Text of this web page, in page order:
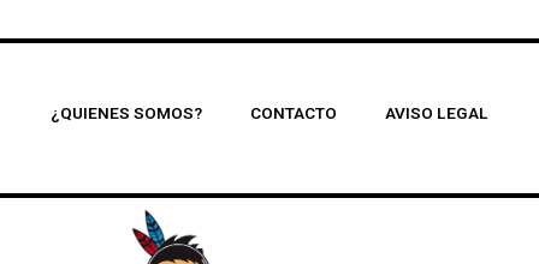
¿QUIENES SOMOS? CONTACTO AVISO LEGAL